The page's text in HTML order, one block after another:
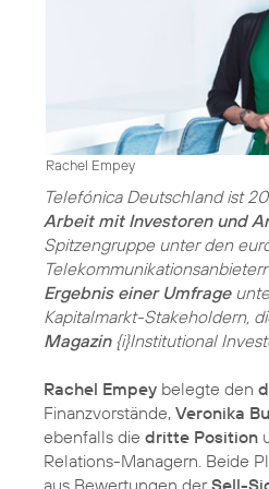
Rachel Empey
Telefónica Deutschland ist
Arbeit mit Investoren und
Spitzengruppe unter den
Ergebnis einer Umfrage
Kapitalmarkt-Stakeholdern,
Magazin {i}Institutional
Rachel Empey belegte den
Finanzvorstände, Veronika
ebenfalls die dritte Position
Relations-Managern. Beide
aus Bewertungen derSell-